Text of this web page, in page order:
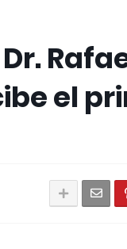
el